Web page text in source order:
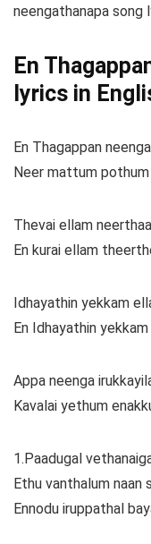
neengathanapa song
En
lyrics in
En Thagappan
Neer mattum
Thevai ellam
En kurai ellam
Idhayathin yekkam
En Idhayathin
Appa neenga
Kavalai yethum
1.Paadugal
Ethu vanthalum naan
Ennodu iruppathal